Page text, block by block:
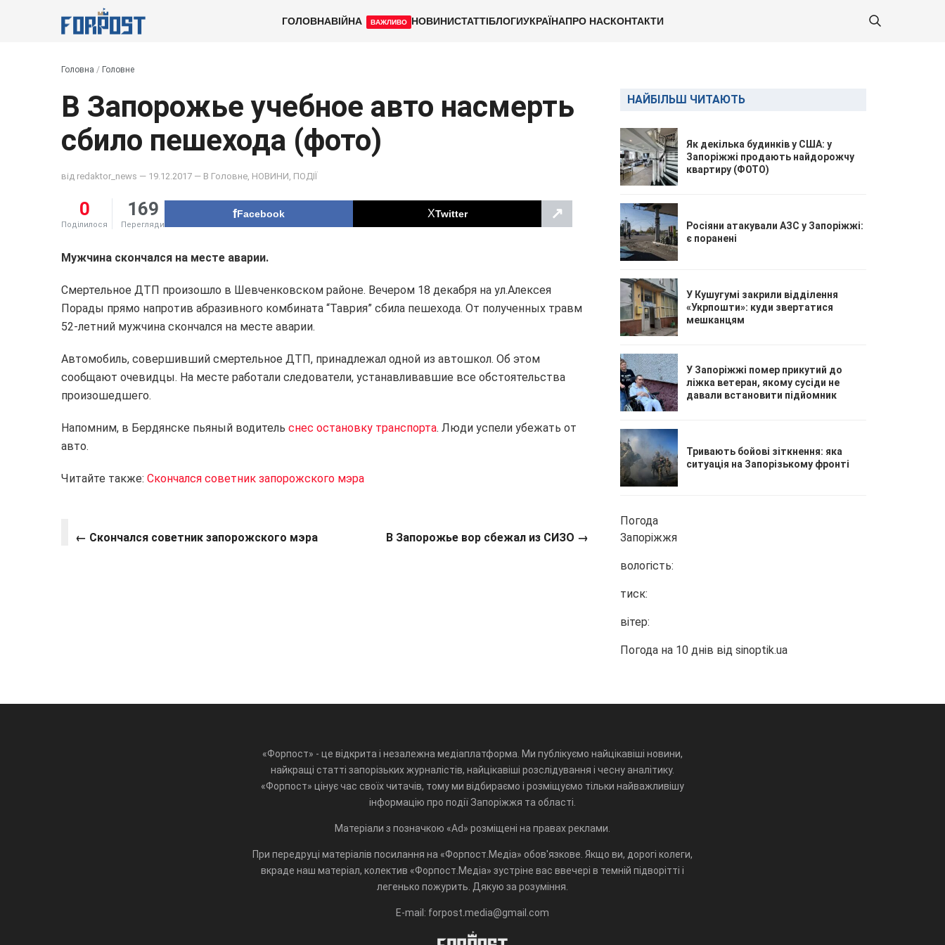
ГОЛОВНАВІЙНА ВАЖЛИВО НОВИНИСТАТТІБЛОГИУКРАЇНАПРО НАСКОНТАКТИ
Головна / Головне
В Запорожье учебное авто насмерть
сбило пешехода (фото)
від redaktor_news — 19.12.2017 — В Головне НОВИНИ ПОДІЇ
0
Поділилося
169
Перегляди
Facebook Twitter ↗
Мужчина скончался на месте аварии.
Смертельное ДТП произошло в Шевченковском районе. Вечером 18 декабря на ул.Алексея
Порады прямо напротив абразивного комбината “Таврия” сбила пешехода. От полученных травм
52-летний мужчина скончался на месте аварии.
Автомобиль, совершивший смертельное ДТП, принадлежал одной из автошкол. Об этом
сообщают очевидцы. На месте работали следователи, устанавливавшие все обстоятельства
произошедшего.
Напомним, в Бердянске пьяный водитель снес остановку транспорта. Люди успели убежать от
авто.
Читайте также: Скончался советник запорожского мэра
← Скончался советник запорожского мэра В Запорожье вор сбежал из СИЗО →
НАЙБІЛЬШ ЧИТАЮТЬ
Як декілька будинків у США: у
Запоріжжі продають найдорожчу
квартиру (ФОТО)
Росіяни атакували АЗС у Запоріжжі:
є поранені
У Кушугумі закрили відділення
«Укрпошти»: куди звертатися
мешканцям
У Запоріжжі помер прикутий до
ліжка ветеран, якому сусіди не
давали встановити підйомник
Тривають бойові зіткнення: яка
ситуація на Запорізькому фронті
Погода
Запоріжжя
вологість:
тиск:
вітер:
Погода на 10 днів від sinoptik.ua
«Форпост» - це відкрита і незалежна медіаплатформа. Ми публікуємо найцікавіші новини,
найкращі статті запорізьких журналістів, найцікавіші розслідування і чесну аналітику.
«Форпост» цінує час своїх читачів, тому ми відбираємо і розміщуємо тільки найважливішу
інформацію про події Запоріжжя та області.
Матеріали з позначкою «Ad» розміщені на правах реклами.
При передруці матеріалів посилання на «Форпост.Медіа» обов'язкове. Якщо ви, дорогі колеги,
вкраде наш матеріал, колектив «Форпост.Медіа» зустріне вас ввечері в темній підворітті і
легенько пожурить. Дякую за розуміння.
E-mail: forpost.media@gmail.com